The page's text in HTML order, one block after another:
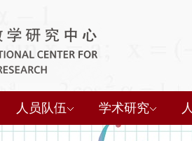
人员队伍 学术研究